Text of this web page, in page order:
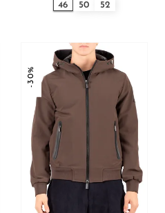
46 50 52
-30%